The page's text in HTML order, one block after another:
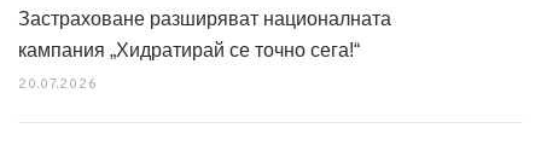
Застраховане разширяват националната
кампания „Хидратирай се точно сега!“
20.07.2026